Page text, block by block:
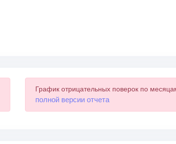
График отрицательных поверок по
полной версии отчета